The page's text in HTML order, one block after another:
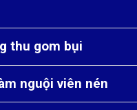
thu gom bụi
nguội viên nén